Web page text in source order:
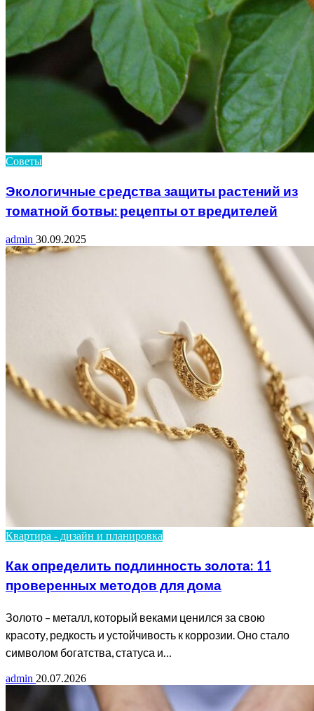
Советы
Экологичные средства защиты растений из
томатной ботвы: рецепты от вредителей
admin 30.09.2025
Квартира - дизайн и планировка
Как определить подлинность золота: 11
проверенных методов для дома
Золото – металл, который веками ценился за свою
красоту, редкость и устойчивость к коррозии. Оно стало
символом богатства, статуса и…
admin 20.07.2026